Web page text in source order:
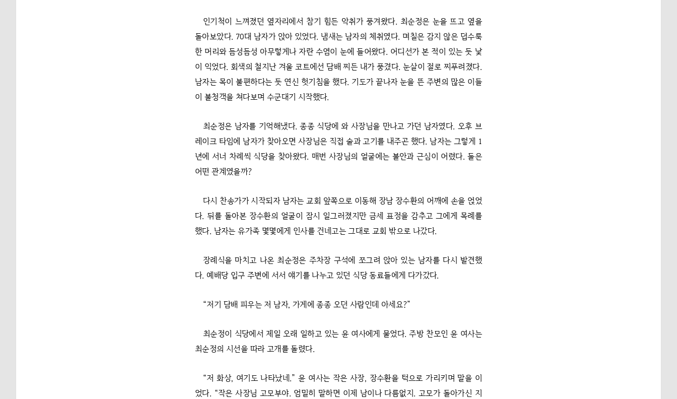
인기척이 느껴졌던 옆자리에서 참기 힘든 악취가 풍겨왔다. 최순정은 눈을 뜨고 옆을
돌아보았다. 70대 남자가 앉아 있었다. 냄새는 남자의 체취였다. 며칠은 감지 않은 덥수룩
한 머리와 듬성듬성 아무렇게나 자란 수염이 눈에 들어왔다. 어디선가 본 적이 있는 듯 낯
이 익었다. 회색의 철지난 겨울 코트에선 담배 찌든 내가 풍겼다. 눈살이 절로 찌푸려졌다.
남자는 목이 불편하다는 듯 연신 헛기침을 했다. 기도가 끝나자 눈을 뜬 주변의 많은 이들
이 불청객을 쳐다보며 수군대기 시작했다.
최순정은 남자를 기억해냈다. 종종 식당에 와 사장님을 만나고 가던 남자였다. 오후 브
레이크 타임에 남자가 찾아오면 사장님은 직접 술과 고기를 내주곤 했다. 남자는 그렇게 1
년에 서너 차례씩 식당을 찾아왔다. 매번 사장님의 얼굴에는 불안과 근심이 어렸다. 둘은
어떤 관계였을까?
다시 찬송가가 시작되자 남자는 교회 앞쪽으로 이동해 장남 장수환의 어깨에 손을 얹었
다. 뒤를 돌아본 장수환의 얼굴이 잠시 일그러졌지만 금세 표정을 감추고 그에게 목례를
했다. 남자는 유가족 몇몇에게 인사를 건네고는 그대로 교회 밖으로 나갔다.
장례식을 마치고 나온 최순정은 주차장 구석에 쪼그려 앉아 있는 남자를 다시 발견했
다. 예배당 입구 주변에 서서 얘기를 나누고 있던 식당 동료들에게 다가갔다.
“저기 담배 피우는 저 남자, 가게에 종종 오던 사람인데 아세요?”
최순정이 식당에서 제일 오래 일하고 있는 윤 여사에게 물었다. 주방 찬모인 윤 여사는
최순정의 시선을 따라 고개를 돌렸다.
“저 화상, 여기도 나타났네.” 윤 여사는 작은 사장, 장수환을 턱으로 가리키며 말을 이
었다. “작은 사장님 고모부야. 엄밀히 말하면 이제 남이나 다름없지. 고모가 돌아가신 지